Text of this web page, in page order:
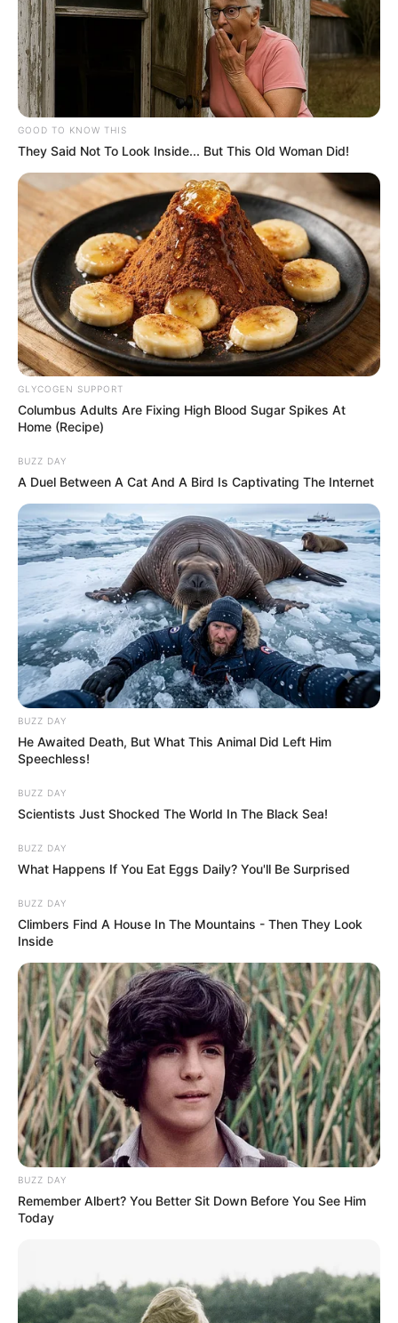
GOOD TO KNOW THIS
They Said Not To Look Inside... But This Old Woman Did!
GLYCOGEN SUPPORT
Columbus Adults Are Fixing High Blood Sugar Spikes At
Home (Recipe)
BUZZ DAY
A Duel Between A Cat And A Bird Is Captivating The Internet
BUZZ DAY
He Awaited Death, But What This Animal Did Left Him
Speechless!
BUZZ DAY
Scientists Just Shocked The World In The Black Sea!
BUZZ DAY
What Happens If You Eat Eggs Daily? You'll Be Surprised
BUZZ DAY
Climbers Find A House In The Mountains - Then They Look
Inside
BUZZ DAY
Remember Albert? You Better Sit Down Before You See Him
Today